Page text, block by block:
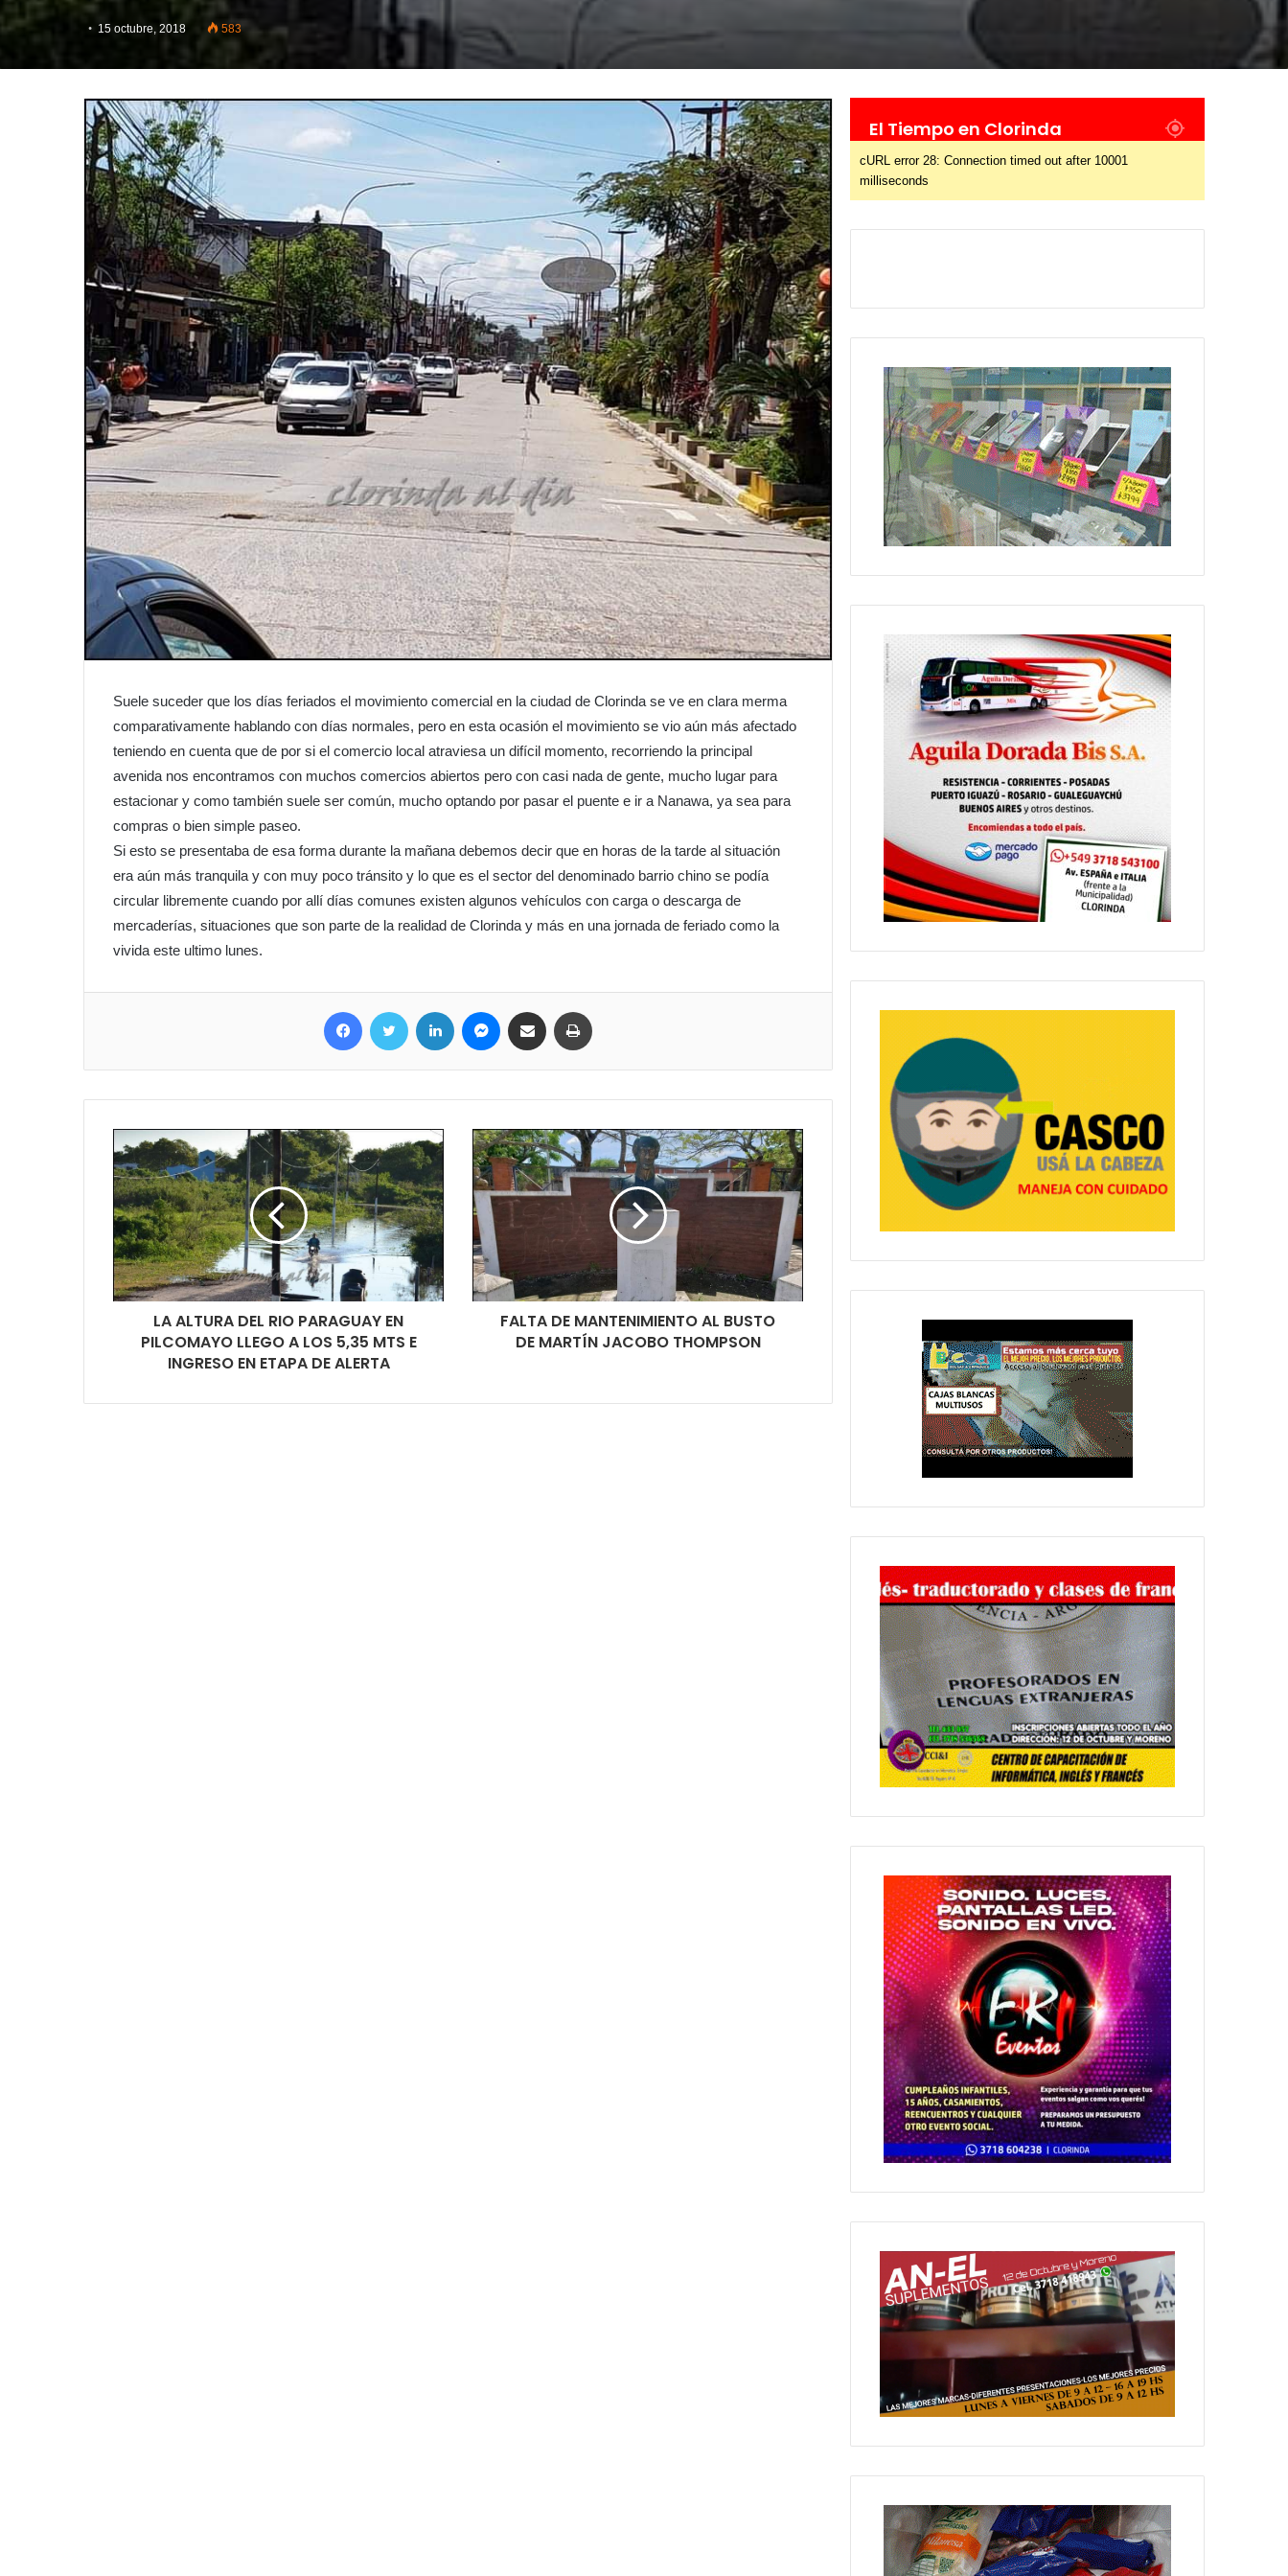
15 octubre, 2018 583
Suele suceder que los días feriados el movimiento comercial en la ciudad de Clorinda se ve en clara merma
comparativamente hablando con días normales, pero en esta ocasión el movimiento se vio aún más afectado
teniendo en cuenta que de por si el comercio local atraviesa un difícil momento, recorriendo la principal
avenida nos encontramos con muchos comercios abiertos pero con casi nada de gente, mucho lugar para
estacionar y como también suele ser común, mucho optando por pasar el puente e ir a Nanawa, ya sea para
compras o bien simple paseo.
Si esto se presentaba de esa forma durante la mañana debemos decir que en horas de la tarde al situación
era aún más tranquila y con muy poco tránsito y lo que es el sector del denominado barrio chino se podía
circular libremente cuando por allí días comunes existen algunos vehículos con carga o descarga de
mercaderías, situaciones que son parte de la realidad de Clorinda y más en una jornada de feriado como la
vivida este ultimo lunes.
LA ALTURA DEL RIO PARAGUAY EN
PILCOMAYO LLEGO A LOS 5,35 MTS E
INGRESO EN ETAPA DE ALERTA
FALTA DE MANTENIMIENTO AL BUSTO
DE MARTÍN JACOBO THOMPSON
El Tiempo en Clorinda
cURL error 28: Connection timed out after 10001
milliseconds